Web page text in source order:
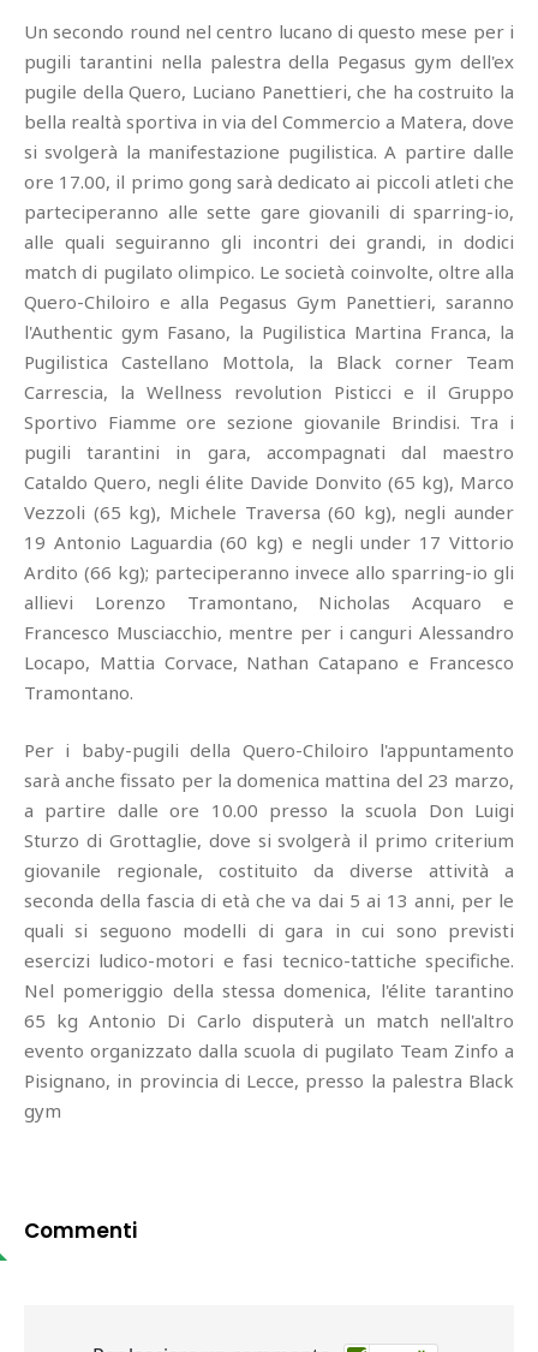
Un secondo round nel centro lucano di questo mese per i
pugili tarantini nella palestra della Pegasus gym dell'ex
pugile della Quero, Luciano Panettieri, che ha costruito la
bella realtà sportiva in via del Commercio a Matera, dove
si svolgerà la manifestazione pugilistica. A partire dalle
ore 17.00, il primo gong sarà dedicato ai piccoli atleti che
parteciperanno alle sette gare giovanili di sparring-io,
alle quali seguiranno gli incontri dei grandi, in dodici
match di pugilato olimpico. Le società coinvolte, oltre alla
Quero-Chiloiro e alla Pegasus Gym Panettieri, saranno
l'Authentic gym Fasano, la Pugilistica Martina Franca, la
Pugilistica Castellano Mottola, la Black corner Team
Carrescia, la Wellness revolution Pisticci e il Gruppo
Sportivo Fiamme ore sezione giovanile Brindisi. Tra i
pugili tarantini in gara, accompagnati dal maestro
Cataldo Quero, negli élite Davide Donvito (65 kg), Marco
Vezzoli (65 kg), Michele Traversa (60 kg), negli aunder
19 Antonio Laguardia (60 kg) e negli under 17 Vittorio
Ardito (66 kg); parteciperanno invece allo sparring-io gli
allievi Lorenzo Tramontano, Nicholas Acquaro e
Francesco Musciacchio, mentre per i canguri Alessandro
Locapo, Mattia Corvace, Nathan Catapano e Francesco
Tramontano.
Per i baby-pugili della Quero-Chiloiro l'appuntamento
sarà anche fissato per la domenica mattina del 23 marzo,
a partire dalle ore 10.00 presso la scuola Don Luigi
Sturzo di Grottaglie, dove si svolgerà il primo criterium
giovanile regionale, costituito da diverse attività a
seconda della fascia di età che va dai 5 ai 13 anni, per le
quali si seguono modelli di gara in cui sono previsti
esercizi ludico-motori e fasi tecnico-tattiche specifiche.
Nel pomeriggio della stessa domenica, l'élite tarantino
65 kg Antonio Di Carlo disputerà un match nell'altro
evento organizzato dalla scuola di pugilato Team Zinfo a
Pisignano, in provincia di Lecce, presso la palestra Black
gym
Commenti